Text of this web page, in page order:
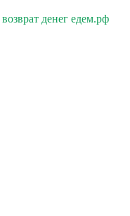
денег едем.рф